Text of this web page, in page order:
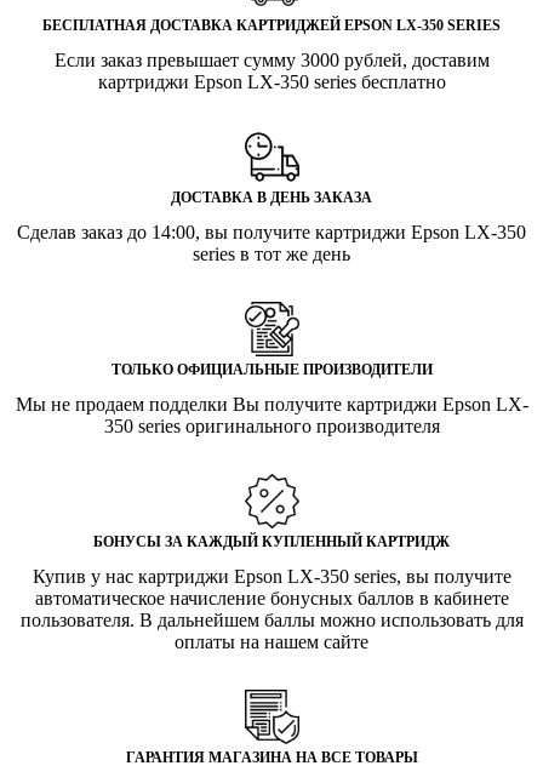
БЕСПЛАТНАЯ ДОСТАВКА КАРТРИДЖЕЙ EPSON LX-350 SERIES
Если заказ превышает сумму 3000 рублей, доставим
картриджи Epson LX-350 series бесплатно
ДОСТАВКА В ДЕНЬ ЗАКАЗА
Сделав заказ до 14:00, вы получите картриджи Epson LX-350
series в тот же день
ТОЛЬКО ОФИЦИАЛЬНЫЕ ПРОИЗВОДИТЕЛИ
Мы не продаем подделки Вы получите картриджи Epson LX-
350 series оригинального производителя
БОНУСЫ ЗА КАЖДЫЙ КУПЛЕННЫЙ КАРТРИДЖ
Купив у нас картриджи Epson LX-350 series, вы получите
автоматическое начисление бонусных баллов в кабинете
пользователя. В дальнейшем баллы можно использовать для
оплаты на нашем сайте
ГАРАНТИЯ МАГАЗИНА НА ВСЕ ТОВАРЫ